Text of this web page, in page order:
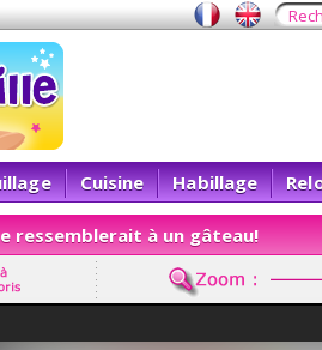
Cuisine Habillage
ressemblerait à un gâteau!